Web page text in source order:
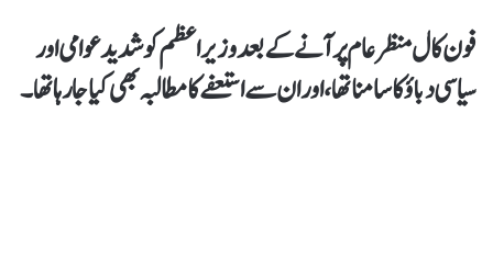
فون کال منظرعام پر آنے کے بعد وزیراعظم کو شدید عوامی اور
سیاسی دباؤ کا سامنا تھا، اور ان سے استعفے کا مطالبہ بھی کیا جا رہا تھا۔